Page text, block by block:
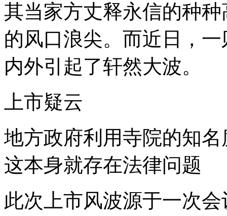
其当家方丈释永信的种
的风口浪尖。而近日，
内外引起了轩然大波。
上市疑云
地方政府利用寺院的知
这本身就存在法律问题
此次上市风波源于一次